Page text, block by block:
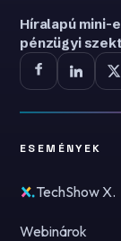
Híralapú mini-
pénzügyi
ESEMÉNYEK
TechShow X.
Webinárok